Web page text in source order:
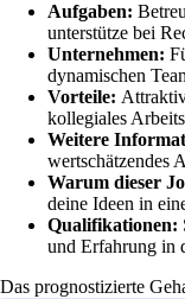
Aufgaben:
unterstütze bei
Unternehmen:
dynamischen
Vorteile:
kollegiales
Weitere
wertschätzendes
Warum dieser
deine Ideen in
Qualifikationen:
und Erfahrung in
Das prognostizierte